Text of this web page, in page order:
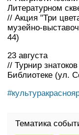
Литературном
// Акция "Три
музейно-
44)
23 августа
// Турнир
Библиотеке (ул.
Тематика